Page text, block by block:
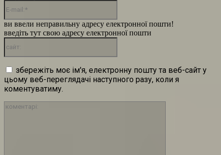
ви ввели неправильну адресу електронної пошти!
введіть тут свою адресу електронної пошти
збережіть моє ім'я, електронну пошту та веб-сайт у
цьому веб-переглядачі наступного разу, коли я
коментуватиму.